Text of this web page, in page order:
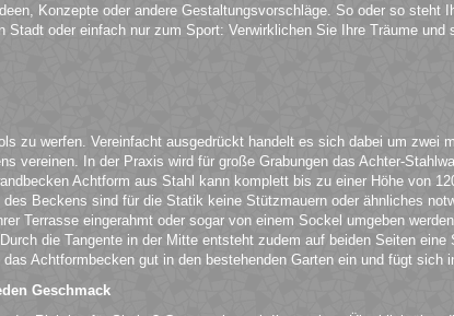
Konzepte oder andere Gestaltungsvorschläge. So oder so steht
Stadt oder einfach nur zum Sport: Verwirklichen Sie Ihre Träume
zu werfen. Vereinfacht ausgedrückt handelt es sich dabei um zwei
vereinen. In der Praxis wird für große Grabungen das Achter-
Achtform aus Stahl kann komplett bis zu einer Höhe von
Beckens sind für die Statik keine Stützmauern oder ähnliches
Terrasse eingerahmt oder sogar von einem Sockel umgeben
die Tangente in der Mitte entsteht zudem auf beiden Seiten
Achtformbecken gut in den bestehenden Garten ein und fügt sich
Geschmack